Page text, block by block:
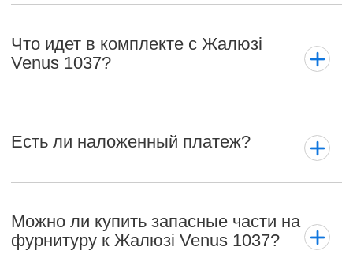
Что идет в комплекте с Жалюзі
Venus 1037?
Есть ли наложенный платеж?
Можно ли купить запасные части на
фурнитуру к Жалюзі Venus 1037?